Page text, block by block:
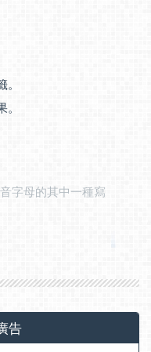
字母的其中一種寫
告